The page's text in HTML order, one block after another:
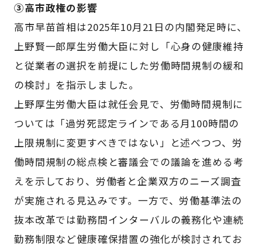
③高市政権の影響
高市早苗首相は2025年10月21日の内閣発足時に、
上野賢一郎厚生労働大臣に対し「心身の健康維持
と従業者の選択を前提にした労働時間規制の緩和
の検討」を指示しました。
上野厚生労働大臣は就任会見で、労働時間規制に
ついては「過労死認定ラインである月100時間の
上限規制に変更すべきではない」と述べつつ、労
働時間規制の総点検と審議会での議論を進める考
えを示しており、労働者と企業双方のニーズ調査
が実施される見込みです。一方で、労働基準法の
抜本改革では勤務間インターバルの義務化や連続
勤務制限など健康確保措置の強化が検討されてお